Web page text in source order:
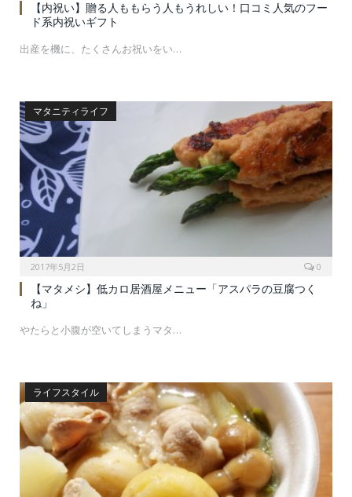
【内祝い】贈る人ももらう人もうれしい！口コミ人気のフー
ド系内祝いギフト
出産を機に、たくさんお祝いをい…
マタニティライフ
2017年5月2日 0
【マタメシ】低カロ居酒屋メニュー「アスパラの豆腐つく
ね」
やたらと小腹が空いてしまうマタ…
ライフスタイル